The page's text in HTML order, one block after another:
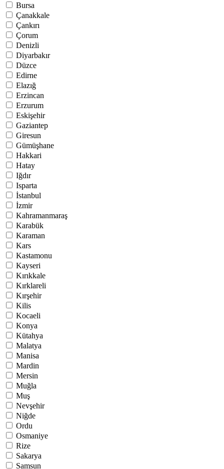
Bursa
Çanakkale
Çankırı
Çorum
Denizli
Diyarbakır
Düzce
Edirne
Elazığ
Erzincan
Erzurum
Eskişehir
Gaziantep
Giresun
Gümüşhane
Hakkari
Hatay
Iğdır
Isparta
İstanbul
İzmir
Kahramanmaraş
Karabük
Karaman
Kars
Kastamonu
Kayseri
Kırıkkale
Kırklareli
Kırşehir
Kilis
Kocaeli
Konya
Kütahya
Malatya
Manisa
Mardin
Mersin
Muğla
Muş
Nevşehir
Niğde
Ordu
Osmaniye
Rize
Sakarya
Samsun